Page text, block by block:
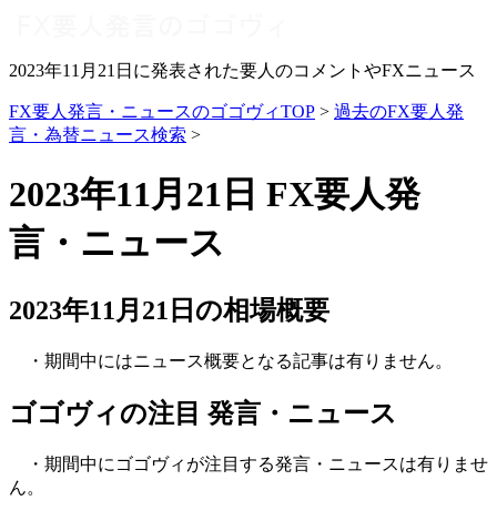
2023年11月21日に発表された要人のコメントやFXニュース
FX要人発言・ニュースのゴゴヴィTOP > 過去のFX要人発
言・為替ニュース検索 >
2023年11月21日 FX要人発
言・ニュース
2023年11月21日の相場概要
・期間中にはニュース概要となる記事は有りません。
ゴゴヴィの注目 発言・ニュース
・期間中にゴゴヴィが注目する発言・ニュースは有りませ
ん。